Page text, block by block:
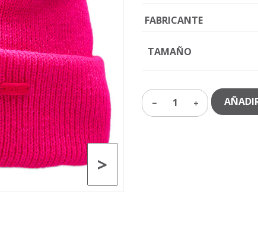
>
FABRICANTE
TAMAÑO
1